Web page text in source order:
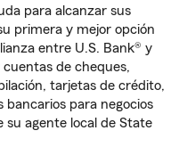
para alcanzar sus
primera y mejor opción
entre U.S. Bank® y
de cheques,
tarjetas de crédito,
para negocios
su agente local de State